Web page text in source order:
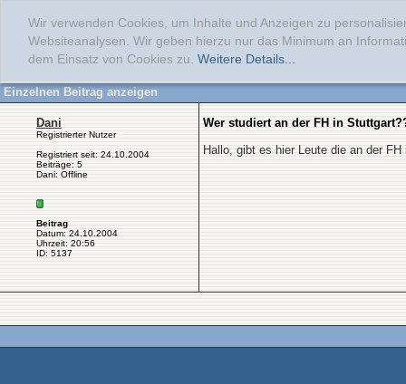
Wir verwenden Cookies, um Inhalte und Anzeigen zu
Websiteanalysen. Wir geben hierzu nur das Minimum an
dem Einsatz von Cookies zu. Weitere Details...
Einzelnen Beitrag anzeigen
Dani
Registrierter Nutzer
Registriert seit: 24.10.2004
Beiträge: 5
Dani: Offline
Beitrag
Datum: 24.10.2004
Uhrzeit: 20:56
ID: 5137
Wer studiert an der FH in
Hallo, gibt es hier Leute die an der